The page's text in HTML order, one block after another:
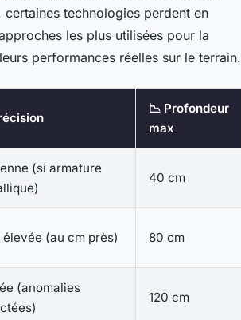
technologies perdent en
les plus utilisées pour la
performances réelles sur le terrain.
📉 Profondeur
max
(si armature
40 cm
élevée (au cm près) 80 cm
(anomalies
120 cm